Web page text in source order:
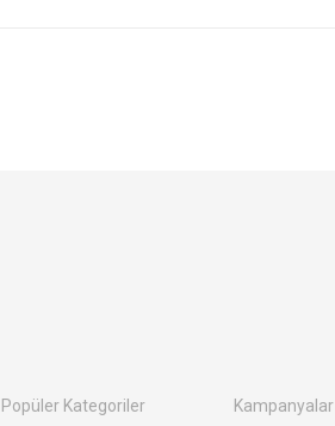
Popüler Kategoriler Kampanyalar